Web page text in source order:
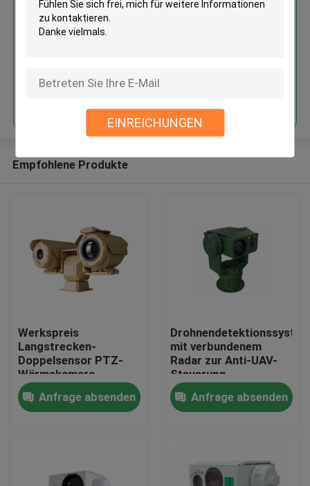
EINREICHUNGEN
Zu Hause
Über uns
lange Strecke HD für
Empfohlene Produkte
Werkspreis
Langstrecken-
Doppelsensor PTZ-
Wärmekamera
Anfrage absenden
Drohnendetektionssystem
mit verbundenem
Radar zur Anti-UAV-
Steuerung
Anfrage absenden